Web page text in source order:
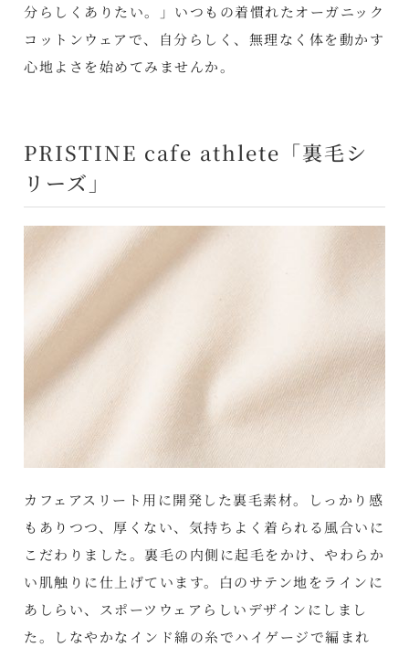
分らしくありたい。」いつもの着慣れたオーガニック
コットンウェアで、自分らしく、無理なく体を動かす
心地よさを始めてみませんか。
PRISTINE cafe athlete「裏毛シ
リーズ」
カフェアスリート用に開発した裏毛素材。しっかり感
もありつつ、厚くない、気持ちよく着られる風合いに
こだわりました。裏毛の内側に起毛をかけ、やわらか
い肌触りに仕上げています。白のサテン地をラインに
あしらい、スポーツウェアらしいデザインにしまし
た。しなやかなインド綿の糸でハイゲージで編まれ